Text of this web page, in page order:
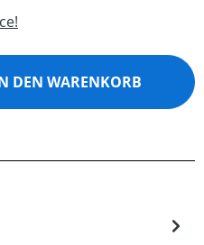
gewünschten
DEN WARENKORB